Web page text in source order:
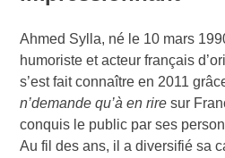
Ahmed Sylla, né le 10 mars
humoriste et acteur français
s’est fait connaître en 2011
n’demande qu’à en rire sur
conquis le public par ses
Au fil des ans, il a diversifié sa